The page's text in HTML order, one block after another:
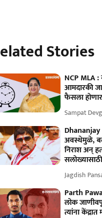
Stories
NCP MLA :
आमदारकी
फैसला होणार
Sampat
Dhananjay
अवस्थेमुळे,
निराश अन्
Jagdish
Parth
लोक
त्यांना केंद्रात